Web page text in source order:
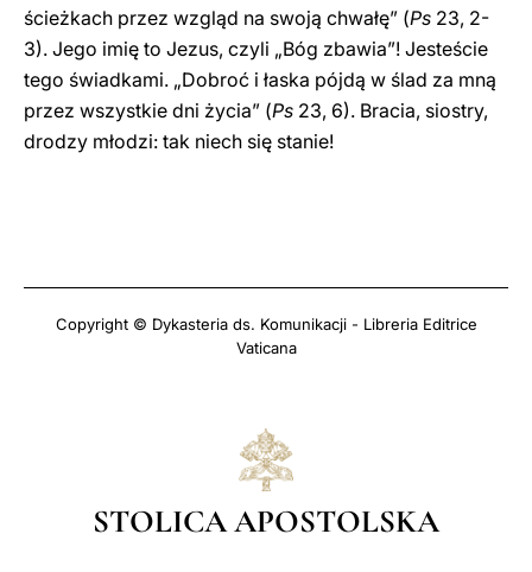
ścieżkach przez wzgląd na swoją chwałę” (Ps 23, 2-
3). Jego imię to Jezus, czyli „Bóg zbawia”! Jesteście
tego świadkami. „Dobroć i łaska pójdą w ślad za mną
przez wszystkie dni życia” (Ps 23, 6). Bracia, siostry,
drodzy młodzi: tak niech się stanie!
Copyright © Dykasteria ds. Komunikacji - Libreria Editrice
Vaticana
STOLICA APOSTOLSKA